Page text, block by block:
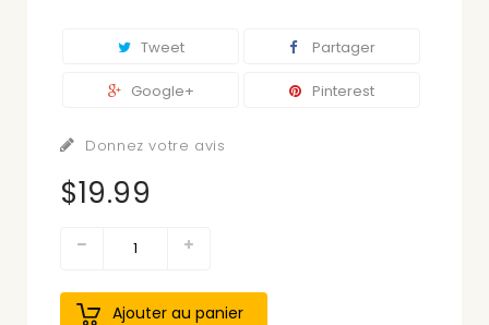
Tweet Partager
Google+ Pinterest
Donnez votre avis
$19.99
Ajouter au panier